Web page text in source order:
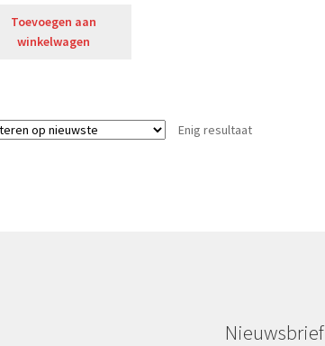
Toevoegen aan
winkelwagen
Enig resultaat
Nieuwsbrief